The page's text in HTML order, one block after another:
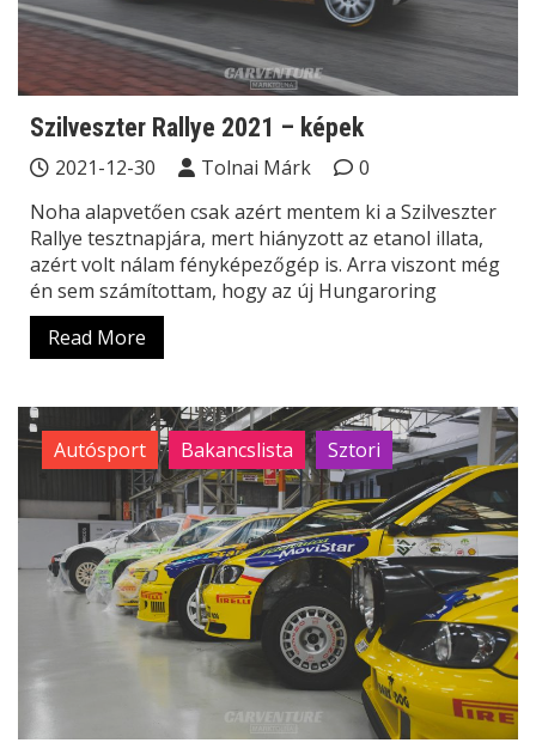
Szilveszter Rallye 2021 – képek
2021-12-30 Tolnai Márk
0
Noha alapvetően csak azért mentem ki a Szilveszter
Rallye tesztnapjára, mert hiányzott az etanol illata,
azért volt nálam fényképezőgép is. Arra viszont még
én sem számítottam, hogy az új Hungaroring
Read More
Autósport Bakancslista Sztori